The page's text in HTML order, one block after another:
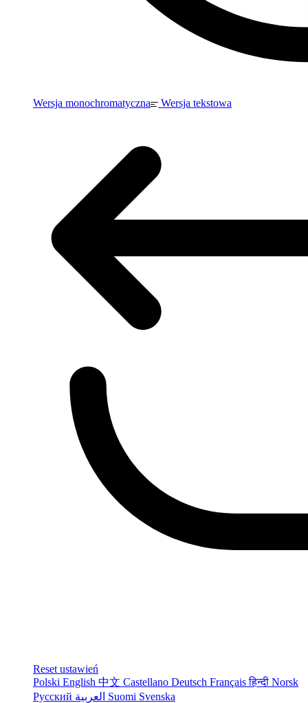
Wersja monochromatyczna Wersja tekstowa
Reset ustawień
Polski English 中文 Castellano Deutsch Françaisहिन्दी Norsk
Русский
Suomi Svenska